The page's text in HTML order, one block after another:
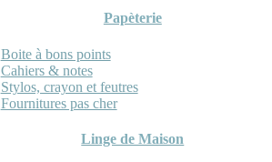
Papèterie
Boite à bons points
Cahiers & notes
Stylos, crayon et feutres
Fournitures pas cher
Linge de Maison